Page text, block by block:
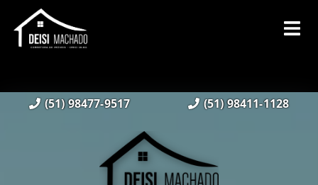
(51) 98477-9517 (51) 98411-1128